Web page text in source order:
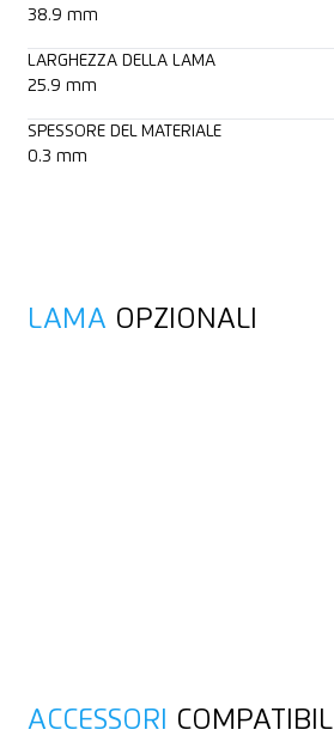
38.9 mm
LARGHEZZA DELLA LAMA
25.9 mm
SPESSORE DEL MATERIALE
0.3 mm
LAMA OPZIONALI
ACCESSORI COMPATIBILI